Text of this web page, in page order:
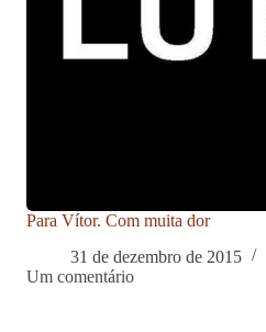
Para Vítor. Com muita dor
31 de dezembro de 2015
Um comentário